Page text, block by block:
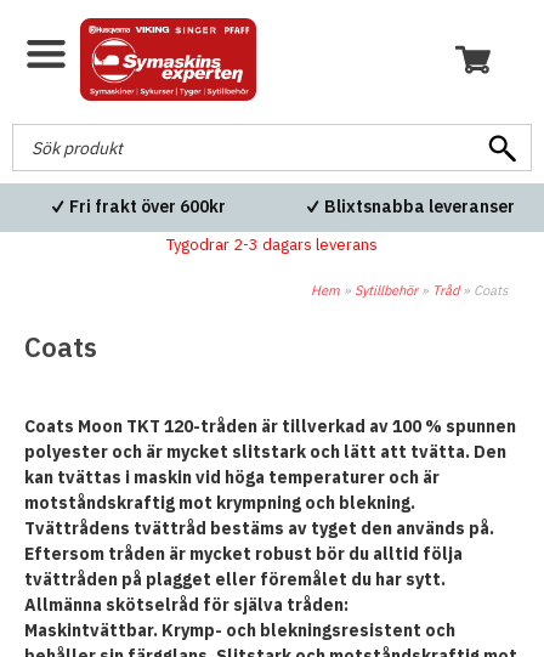
Fri frakt över 600kr Blixtsnabba leveranser
Tygodrar 2-3 dagars leverans
Hem » Sytillbehör» Tråd» Coats
Coats
Coats Moon TKT 120-tråden är tillverkad av 100 % spunnen
polyester och är mycket slitstark och lätt att tvätta. Den
kan tvättas i maskin vid höga temperaturer och är
motståndskraftig mot krympning och blekning.
Tvättrådens tvättråd bestäms av tyget den används på.
Eftersom tråden är mycket robust bör du alltid följa
tvättråden på plagget eller föremålet du har sytt.
Allmänna skötselråd för själva tråden:
Maskintvättbar. Krymp- och blekningsresistent och